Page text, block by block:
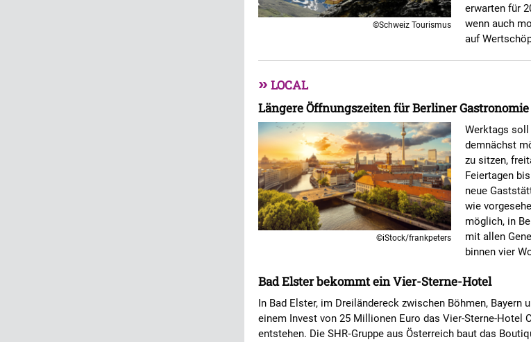
©Schweiz Tourismus
erwarten für
wenn auch
auf
» LOCAL
Längere Öffnungszeiten für Berliner
©iStock/frankpeters
Werktags
demnächst
zu sitzen,
Feiertagen
neue
wie
möglich, in
mit allen
binnen vier
Bad Elster bekommt ein Vier-Sterne-Hotel
In Bad Elster, im Dreiländereck zwischen Böhmen, Bayern
einem Invest von 25 Millionen Euro das Vier-Sterne-Hotel
entstehen. Die SHR‑Gruppe aus Österreich baut das